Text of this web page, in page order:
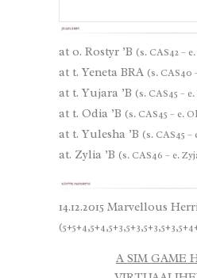
at o. Rostyr ’B (s. CAS42 –
at t. Yeneta BRA (s. CAS40
at t. Yujara ’B (s. CAS45 – e.
at t. Odia ’B (s. CAS45 – e.
at t. Yulesha ’B (s. CAS45 –
at. Zylia ’B (s. CAS46 – e.
14.12.2015 Marvellous
A SIM GAME